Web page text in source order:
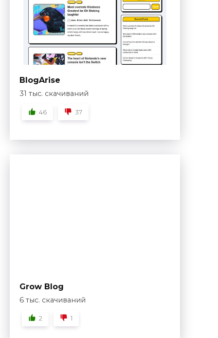
BlogArise
31 тыс. скачиваний
46 37
Grow Blog
6 тыс. скачиваний
2 1